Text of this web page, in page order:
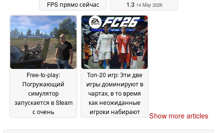
FPS прямо сейчас
67% в Steam14 May
2026
1.3 14 May 2026
Free-to-play:
Погружающий
симулятор
запускается в Steam
с очень
Топ-20 игр: Эти две
игры доминируют в
чартах, в то время
как неожиданные
игроки набирают
Show more articles